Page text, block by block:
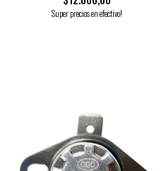
Super precios en efectivo!